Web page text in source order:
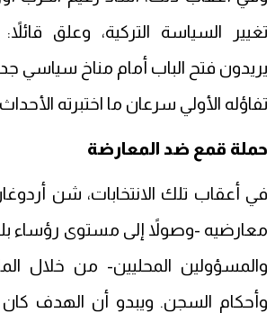
تغيير السياسة التركية، وعلق
يريدون فتح الباب أمام مناخ سياسي
تفاؤله الأولي سرعان ما اختبرته
حملة قمع ضد المعارضة
في أعقاب تلك الانتخابات، شن
معارضيه -وصولاً إلى مستوى رؤساء
والمسؤولين المحليين- من خلال
وأحكام السجن. ويبدو أن الهدف كان